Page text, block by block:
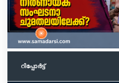
റിപ്പോര്‍ട്ട്